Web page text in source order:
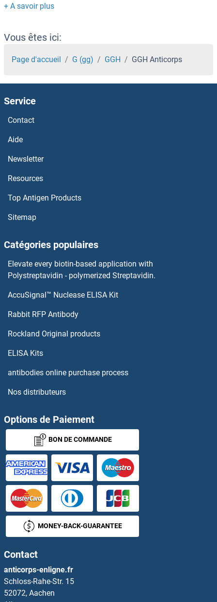
GFRA4 Anticorps
GFRA3 Anticorps
GFRA2 Anticorps
GFRA1 Anticorps
GFR Anticorps
GFPT1 Anticorps
GFP Anticorps
GFOD2 Anticorps
GFM2 Anticorps
GFM1 Anticorps
GFI1B Anticorps
GGNBP2 Anticorps
GGPS1 Anticorps
GGT1 Anticorps
gGT2 Anticorps
GGT5 Anticorps
gGT6 Anticorps
GGT7 Anticorps
GGTLC1 Anticorps
GGTLC2 Anticorps
GHDC Anticorps
Vous êtes ici:
Page d'accueil G (gg) GGH GGH Anticorps
Service
Contact
Aide
Newsletter
Resources
Top Antigen Products
Sitemap
Catégories populaires
Elevate every biotin-based application with
Polystreptavidin - polymerized Streptavidin.
AccuSignal™ Nuclease ELISA Kit
Rabbit RFP Antibody
Rockland Original products
ELISA Kits
antibodies online purchase process
Nos distributeurs
Options de Paiement
BON DE COMMANDE
MONEY-BACK-GUARANTEE
Contact
anticorps-enligne.fr
Schloss-Rahe-Str. 15
52072, Aachen